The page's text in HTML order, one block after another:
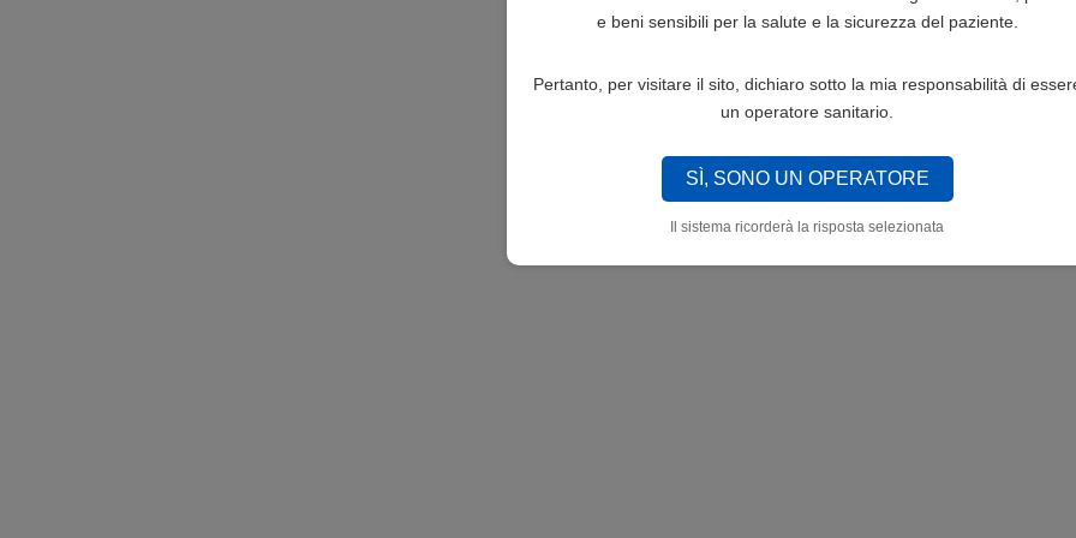
e beni sensibili per la salute e la sicurezza del paziente.
Pertanto, per visitare il sito, dichiaro sotto la mia responsabilità di
un operatore sanitario.
SÌ, SONO UN OPERATORE
Il sistema ricorderà la risposta selezionata